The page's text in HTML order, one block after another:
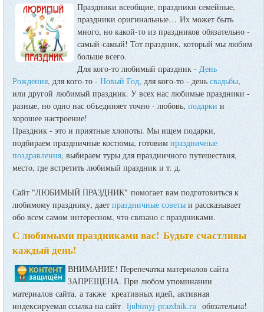
Праздники всеобщие, праздники семейные,
праздники оригинальные… Их может быть
много, но какой-то из праздников обязательно -
самый-самый! Тот праздник, который мы любим
больше всего.
Для кого-то любимый праздник - День
Рождения, для кого-то -Новый Год, для кого-то - деньсвадьбы,
или другой любимый праздник. У всех нас любимые праздники -
разные, но одно нас объединяет точно - любовь,подаркии
хорошее настроение!
Праздник - это и приятные хлопоты. Мы ищем подарки,
подбираем праздничные костюмы, готовимпраздничные
поздравления, выбираем туры для праздничного путешествия,
место, где встретить любимый праздник и т. д.
Сайт "ЛЮБИМЫЙ ПРАЗДНИК" помогает вам подготовиться к
любимому празднику, даетпраздничные советы и рассказывает
обо всем самом интересном, что связано с праздниками.
С любимыми праздниками вас! Будьте счастливы
каждый день!
ВНИМАНИЕ! Перепечатка материалов сайта
ЗАПРЕЩЕНА. При любом упоминании
материалов сайта, а также креативных идей, активная
индексируемая ссылка на сайт ljubimyj-prazdnik.ru обязательна!